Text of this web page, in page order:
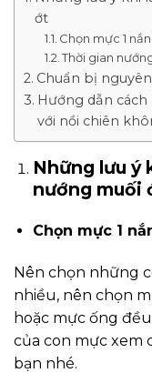
ớt
Chọn mực 1
Thời gian
Chuẩn bị
Hướng dẫn
với nồi chiên
Những lưu ý
nướng muối
Chọn mực 1
Nên chọn những
nhiều, nên chọn
hoặc mực ống
của con mực xem
bạn nhé.